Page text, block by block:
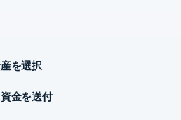
を選択
金を送付